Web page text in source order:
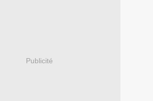
Publicité